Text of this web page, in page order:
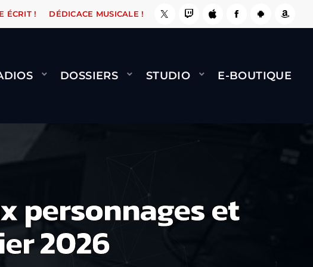
PASSE, ÇA LE FAIT ! NAMI BERNARD MINET - FLY
ÉCRIT ! DÉDICACE MUSICALE !
DOSSIERS STUDIO E-BOUTIQUE
personnages et
2026